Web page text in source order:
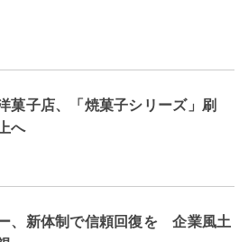
菓子店、「焼菓子シリーズ」刷
へ
、新体制で信頼回復を 企業風土